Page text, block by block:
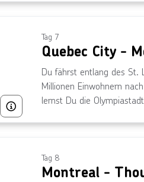
Bild von © hdecumont, lizensiert unter über Getty
Tag 7
Quebec City -
Du fährst entlang des St.
Millionen Einwohnern
lernst Du die
Tag 8
Montreal -